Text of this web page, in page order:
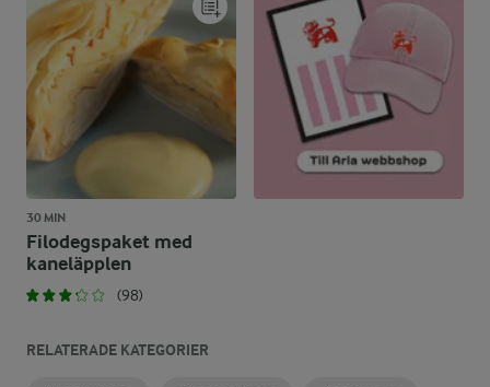
30 MIN
Filodegspaket med
kaneläpplen
(98)
RELATERADE KATEGORIER